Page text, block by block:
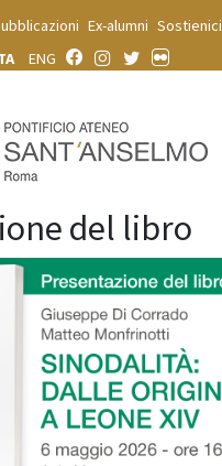
Ex-alumni Sostienici
ENG
del libro